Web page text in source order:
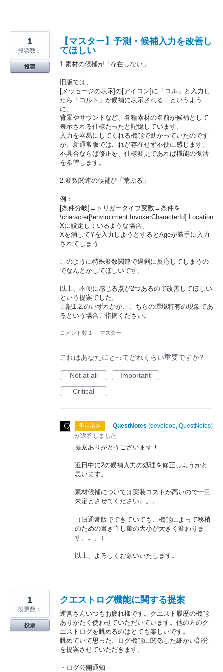
【マスター】予測・候補入力を改善し
てほしい
1.素材の候補が「存在しない」
旧版では、
[メッセージの表示]の[アイコン]に「コル」と入力し
たら「コルト」が候補に表示される…というよう
に、
背景やサウンドなど、各種素材の名前が候補として
表示される仕様だったと記憶しています。
入力を容易にしてくれる機能で助かっていたのです
が、新通常版ではこれが存在せず不便に感じます。
不具合ならば修正を、仕様変更であれば機能の復活
を希望します。
2.変数関連の候補が「荒ぶる」
例：
[条件分岐]→トリガータイプ変数→条件を
\character[\environment.InvokerCharacterId].Location
Xに設定しているような場合、
Xを消してYを入力しようとするとAgeが勝手に入力
されてしまう
このように特殊変数関連で過剰に反応してしまうの
でなんとかしてほしいです。
以上、不便に感じる点が2つあるので改善してほしい
という提案でした。
上記1.2.のいずれかが、こちらの環境特有の現象であ
るという場合ご指摘ください。
1
投票数：
投票
コメント数 1 · マスター
これはあなたにとってどれくらい重要ですか?
Not at all
Important
Critical
予定済み · QuestNotes (develeop, QuestNotes)
が返答しました
提案ありがとうございます！
近日中に2の候補入力の処理を修正しようかと
思います。
素材候補については実装コストが高いので一旦
未定とさせてください。。。
（旧通常版でできていても、機能によって移植
のための書き直し量の大小が大きく変わりま
す。。。）
以上、よろしくお願いいたします。
クエストログ機能に関する提案
運営さんいつもお疲れ様です。クエスト履歴の機能
ありがたく使わせていただいています。他の方のク
エストログを眺めるのはとても楽しいです。
眺めていて思った、ログ機能に関係した細かい部分
を提案させていただきます。
・ログ公開通知
1
投票数：
投票